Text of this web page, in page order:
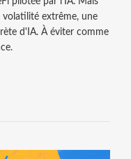
volatilité extrême, une
d'IA. À éviter comme